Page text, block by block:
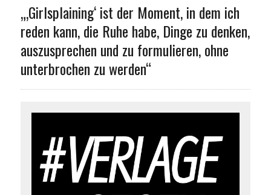
„‚Girlsplaining‘ ist der Moment, in dem ich
reden kann, die Ruhe habe, Dinge zu denken,
auszusprechen und zu formulieren, ohne
unterbrochen zu werden“